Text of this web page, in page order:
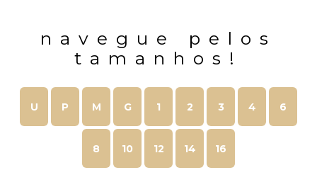
navegue pelos
tamanhos!
U P M G 1 2 3 4 6
8 10 12 14 16